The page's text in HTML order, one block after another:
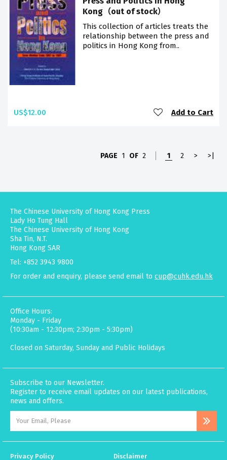
Kong（out of stock）
This collection of articles treats the
relationship between the press and
politics in Hong Kong from..
US$12.00 Add to Cart
PAGE 1 OF 2 1 2 > >|
The Chinese University of Hong Kong Press
Lady Ho Tung Hall
The Chinese University of Hong Kong
Sha Tin, N.T.
Hong Kong SAR
Tel: +852 3943 9800
For order and enquiry, please send email to cup@cuhk.edu.hk
Office Hours:
Monday - Friday
(10:30am - 12:30pm; 2:30pm - 5:30pm)
Closed on Saturday, Sunday and Public Holidays
Subscribe to our Newsletter.
Register to receive email updates on our latest publications,
news and offers.
Privacy Policy Disclaimer